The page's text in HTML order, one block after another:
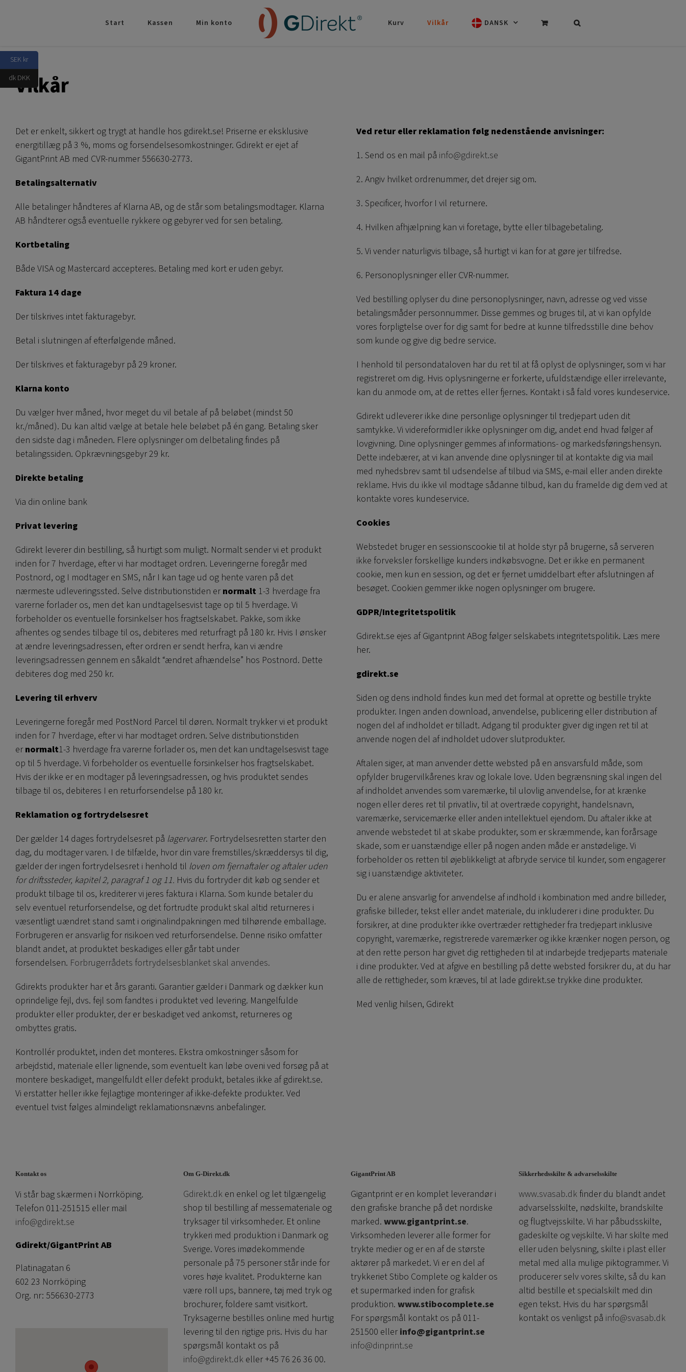
Start Kassen Min konto Kurv Vilkår DANSK
Vilkår
Det er enkelt, sikkert og trygt at handle hos gdirekt.se! Priserne er eksklusive
energitillæg på 3 %, moms og forsendelsesomkostninger. Gdirekt er ejet af
GigantPrint AB med CVR-nummer 556630-2773.
Betalingsalternativ
Alle betalinger håndteres af Klarna AB, og de står som betalingsmodtager. Klarna
AB håndterer også eventuelle rykkere og gebyrer ved for sen betaling.
Kortbetaling
Både VISA og Mastercard accepteres. Betaling med kort er uden gebyr.
Faktura 14 dage
Der tilskrives intet fakturagebyr.
Betal i slutningen af efterfølgende måned.
Der tilskrives et fakturagebyr på 29 kroner.
Klarna konto
Du vælger hver måned, hvor meget du vil betale af på beløbet (mindst 50
kr./måned). Du kan altid vælge at betale hele beløbet på én gang. Betaling sker
den sidste dag i måneden. Flere oplysninger om delbetaling findes på
betalingssiden. Opkrævningsgebyr 29 kr.
Direkte betaling
Via din online bank
Privat levering
Gdirekt leverer din bestilling, så hurtigt som muligt. Normalt sender vi et produkt
inden for 7 hverdage, efter vi har modtaget ordren. Leveringerne foregår med
Postnord, og I modtager en SMS, når I kan tage ud og hente varen på det
nærmeste udleveringssted. Selve distributionstiden er normalt 1-3 hverdage fra
varerne forlader os, men det kan undtagelsesvist tage op til 5 hverdage. Vi
forbeholder os eventuelle forsinkelser hos fragtselskabet. Pakke, som ikke
afhentes og sendes tilbage til os, debiteres med returfragt på 180 kr. Hvis I ønsker
at ændre leveringsadressen, efter ordren er sendt herfra, kan vi ændre
leveringsadressen gennem en såkaldt “ændret afhændelse” hos Postnord. Dette
debiteres dog med 250 kr.
Levering til erhverv
Leveringerne foregår med PostNord Parcel til døren. Normalt trykker vi et produkt
inden for 7 hverdage, efter vi har modtaget ordren. Selve distributionstiden
er normalt1-3 hverdage fra varerne forlader os, men det kan undtagelsesvist tage
op til 5 hverdage. Vi forbeholder os eventuelle forsinkelser hos fragtselskabet.
Hvis der ikke er en modtager på leveringsadressen, og hvis produktet sendes
tilbage til os, debiteres I en returforsendelse på 180 kr.
Reklamation og fortrydelsesret
Der gælder 14 dages fortrydelsesret på lagervarer. Fortrydelsesretten starter den
dag, du modtager varen. I de tilfælde, hvor din vare fremstilles/skræddersys til dig,
gælder der ingen fortrydelsesret i henhold til loven om fjernaftaler og aftaler uden
for driftssteder, kapitel 2, paragraf 1 og 11. Hvis du fortryder dit køb og sender et
produkt tilbage til os, krediterer vi jeres faktura i Klarna. Som kunde betaler du
selv eventuel returforsendelse, og det fortrudte produkt skal altid returneres i
væsentligt uændret stand samt i originalindpakningen med tilhørende emballage.
Forbrugeren er ansvarlig for risikoen ved returforsendelse. Denne risiko omfatter
blandt andet, at produktet beskadiges eller går tabt under
forsendelsen. Forbrugerrådets fortrydelsesblanket skal anvendes.
Gdirekts produkter har et års garanti. Garantier gælder i Danmark og dækker kun
oprindelige fejl, dvs. fejl som fandtes i produktet ved levering. Mangelfulde
produkter eller produkter, der er beskadiget ved ankomst, returneres og
ombyttes gratis.
Kontrollér produktet, inden det monteres. Ekstra omkostninger såsom for
arbejdstid, materiale eller lignende, som eventuelt kan løbe oveni ved forsøg på at
montere beskadiget, mangelfuldt eller defekt produkt, betales ikke af gdirekt.se.
Vi erstatter heller ikke fejlagtige monteringer af ikke-defekte produkter. Ved
eventuel tvist følges almindeligt reklamationsnævns anbefalinger.
Ved retur eller reklamation følg nedenstående anvisninger:
1. Send os en mail på info@gdirekt.se
2. Angiv hvilket ordrenummer, det drejer sig om.
3. Specificer, hvorfor I vil returnere.
4. Hvilken afhjælpning kan vi foretage, bytte eller tilbagebetaling.
5. Vi vender naturligvis tilbage, så hurtigt vi kan for at gøre jer tilfredse.
6. Personoplysninger eller CVR-nummer.
Ved bestilling oplyser du dine personoplysninger, navn, adresse og ved visse
betalingsmåder personnummer. Disse gemmes og bruges til, at vi kan opfylde
vores forpligtelse over for dig samt for bedre at kunne tilfredsstille dine behov
som kunde og give dig bedre service.
I henhold til persondataloven har du ret til at få oplyst de oplysninger, som vi har
registreret om dig. Hvis oplysningerne er forkerte, ufuldstændige eller irrelevante,
kan du anmode om, at de rettes eller fjernes. Kontakt i så fald vores kundeservice.
Gdirekt udleverer ikke dine personlige oplysninger til tredjepart uden dit
samtykke. Vi videreformidler ikke oplysninger om dig, andet end hvad følger af
lovgivning. Dine oplysninger gemmes af informations- og markedsføringshensyn.
Dette indebærer, at vi kan anvende dine oplysninger til at kontakte dig via mail
med nyhedsbrev samt til udsendelse af tilbud via SMS, e-mail eller anden direkte
reklame. Hvis du ikke vil modtage sådanne tilbud, kan du framelde dig dem ved at
kontakte vores kundeservice.
Cookies
Webstedet bruger en sessionscookie til at holde styr på brugerne, så serveren
ikke forveksler forskellige kunders indkøbsvogne. Det er ikke en permanent
cookie, men kun en session, og det er fjernet umiddelbart efter afslutningen af
besøget. Cookien gemmer ikke nogen oplysninger om brugere.
GDPR/Integritetspolitik
Gdirekt.se ejes af Gigantprint ABog følger selskabets integritetspolitik. Læs mere
her.
gdirekt.se
Siden og dens indhold findes kun med det formal at oprette og bestille trykte
produkter. Ingen anden download, anvendelse, publicering eller distribution af
nogen del af indholdet er tilladt. Adgang til produkter giver dig ingen ret til at
anvende nogen del af indholdet udover slutprodukter.
Aftalen siger, at man anvender dette websted på en ansvarsfuld måde, som
opfylder brugervilkårenes krav og lokale love. Uden begrænsning skal ingen del
af indholdet anvendes som varemærke, til ulovlig anvendelse, for at krænke
nogen eller deres ret til privatliv, til at overtræde copyright, handelsnavn,
varemærke, servicemærke eller anden intellektuel ejendom. Du aftaler ikke at
anvende webstedet til at skabe produkter, som er skræmmende, kan forårsage
skade, som er uanstændige eller på nogen anden måde er anstødelige. Vi
forbeholder os retten til øjeblikkeligt at afbryde service til kunder, som engagerer
sig i uanstændige aktiviteter.
Du er alene ansvarlig for anvendelse af indhold i kombination med andre billeder,
grafiske billeder, tekst eller andet materiale, du inkluderer i dine produkter. Du
forsikrer, at dine produkter ikke overtræder rettigheder fra tredjepart inklusive
copyright, varemærke, registrerede varemærker og ikke krænker nogen person, og
at den rette person har givet dig rettigheden til at indarbejde tredjeparts materiale
i dine produkter. Ved at afgive en bestilling på dette websted forsikrer du, at du har
alle de rettigheder, som kræves, til at lade gdirekt.se trykke dine produkter.
Med venlig hilsen, Gdirekt
Kontakt os
Vi står bag skærmen i Norrköping.
Telefon 011-251515 eller mail
info@gdirekt.se
Gdirekt/GigantPrint AB
Platinagatan 6
602 23 Norrköping
Org. nr: 556630-2773
Om G-Direkt.dk
Gdirekt.dken enkel og let tilgængelig
shop til bestilling af messemateriale og
tryksager til virksomheder. Et online
trykkeri med produktion i Danmark og
Sverige. Vores imødekommende
personale på 75 personer står inde for
vores høje kvalitet. Produkterne kan
være roll ups, bannere, tøj med tryk og
brochurer, foldere samt visitkort.
Tryksagerne bestilles online med hurtig
levering til den rigtige pris. Hvis du har
spørgsmål kontakt os på
info@gdirekt.dkeller +45 76 26 36 00.
GigantPrint AB
Gigantprint er en komplet leverandør i
den grafiske branche på det nordiske
marked. www.gigantprint.se.
Virksomheden leverer alle former for
trykte medier og er en af ​​de største
aktører på markedet. Vi er en del af
trykkeriet Stibo Complete og kalder os
et supermarked inden for grafisk
produktion. www.stibocomplete.se
For spørgsmål kontakt os på 011-
251500 ellerinfo@gigantprint.se
info@dinprint.se
Sikkerhedsskilte & advarselsskilte
www.svasab.dkfinder du blandt andet
advarselsskilte, nødskilte, brandskilte
og flugtvejsskilte. Vi har påbudsskilte,
gadeskilte og vejskilte. Vi har skilte med
eller uden belysning, skilte i plast eller
metal med alla mulige piktogrammer. Vi
producerer selv vores skilte, så du kan
altid bestille et specialskilt med din
egen tekst. Hvis du har spørgsmål
kontakt os venligst på info@svasab.dk
SEK kr
dk DKK